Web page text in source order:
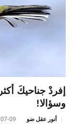
إفردْ جناحيكَ
وسؤالا!
أنور عقل ضو 09